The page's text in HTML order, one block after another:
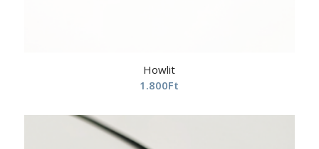
Howlit
1.800Ft